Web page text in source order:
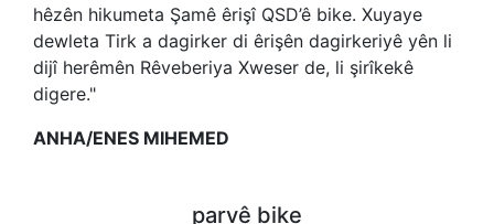
hêzên hikumeta Şamê êrişî QSD’ê bike. Xuyaye
dewleta Tirk a dagirker di êrişên dagirkeriyê yên li
dijî herêmên Rêveberiya Xweser de, li şirîkekê
digere."
ANHA/ENES MIHEMED
parvê bike